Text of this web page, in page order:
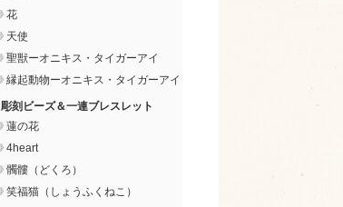
花
天使
聖獣ーオニキス・タイガーアイ
縁起動物ーオニキス・タイガーアイ
彫刻ビーズ＆一連ブレスレット
蓮の花
4heart
髑髏（どくろ）
笑福猫（しょうふくねこ）